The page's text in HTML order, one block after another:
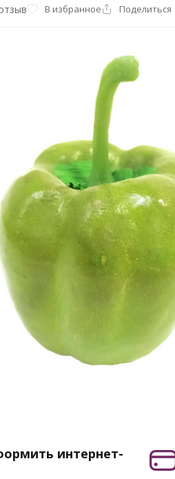
В избранное Поделиться
интернет-